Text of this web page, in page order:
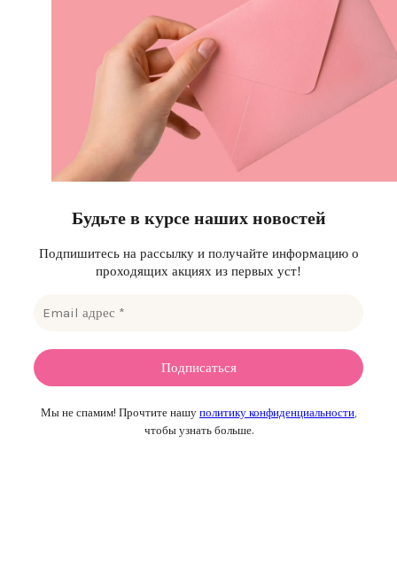
Будьте в курсе наших новостей
Подпишитесь на рассылку и получайте информацию о
проходящих акциях из первых уст!
Мы не спамим! Прочтите нашу политику конфиденциальности,
чтобы узнать больше.